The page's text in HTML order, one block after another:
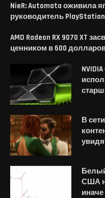
NieR: Automata
руководитель PlayStation
AMD Radeon RX 9070 XT
ценником в 600
В
США
иначе